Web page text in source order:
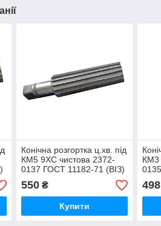
Конічна розгортка ц.хв. під
КМ5 9ХС чистова 2372-
0137 ГОСТ 11182-71 (ВІЗ)
550₴
Купити
КМ3
71
498